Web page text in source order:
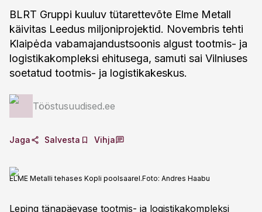
BLRT Gruppi kuuluv tütarettevõte Elme Metall
käivitas Leedus miljoniprojektid. Novembris tehti
Klaipėda vabamajandustsoonis algust tootmis- ja
logistikakompleksi ehitusega, samuti sai Vilniuses
soetatud tootmis- ja logistikakeskus.
Tööstusuudised.ee
Jaga Salvesta Vihja
ELME Metalli tehases Kopli poolsaarel.Foto: Andres Haabu
Leping tänapäevase tootmis- ja logistikakompleksi